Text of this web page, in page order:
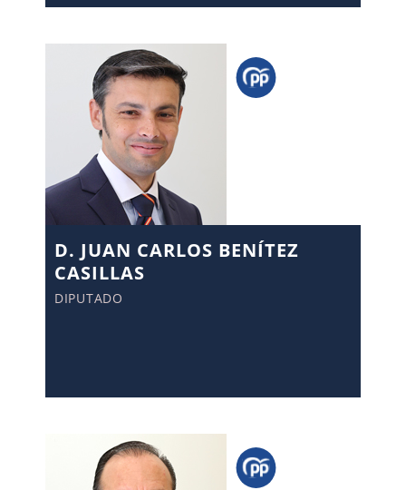
D. JUAN CARLOS BENÍTEZ
CASILLAS
DIPUTADO